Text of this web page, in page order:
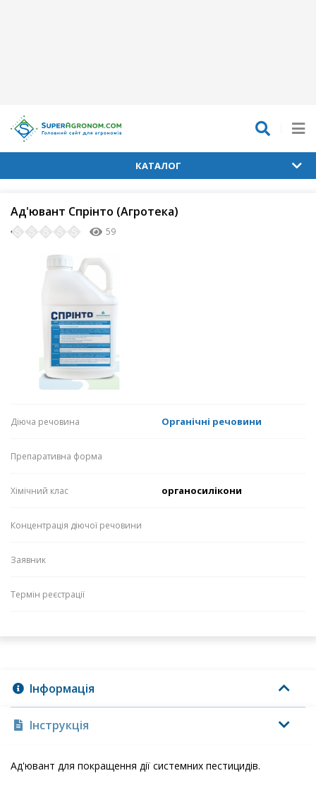
КАТАЛОГ
Ад'ювант Спрінто (Агротека)
59
Діюча речовина Органічні речовини
Препаративна форма
Хімічний клас органосилікони
Концентрація діючої речовини
Заявник
Термін реєстрації
Інформація
Інструкція
Ад'ювант для покращення дії системних пестицидів.